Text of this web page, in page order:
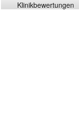
Klinikbewertungen